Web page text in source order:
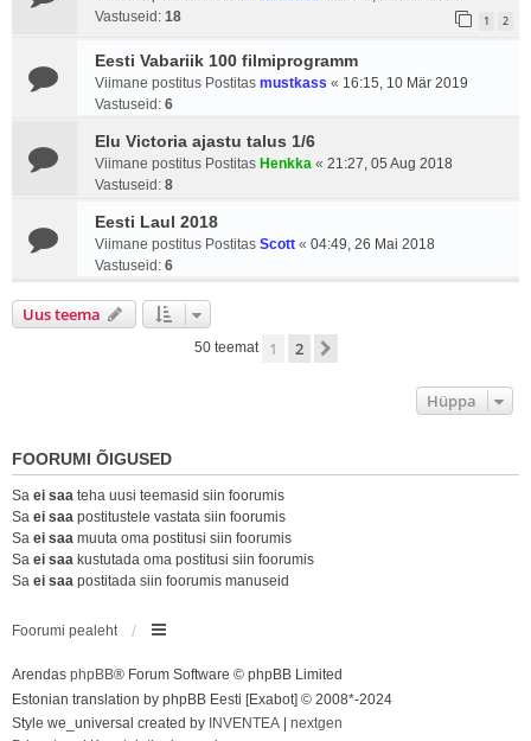
Vastuseid: 18 1 2
Eesti Vabariik 100 filmiprogramm
Viimane postitus Postitas mustkass « 16:15, 10 Mär 2019
Vastuseid: 6
Elu Victoria ajastu talus 1/6
Viimane postitus Postitas Henkka « 21:27, 05 Aug 2018
Vastuseid: 8
Eesti Laul 2018
Viimane postitus Postitas Scott « 04:49, 26 Mai 2018
Vastuseid: 6
Uus teema
50 teemat 1 2
Hüppa
FOORUMI ÕIGUSED
Sa ei saa teha uusi teemasid siin foorumis
Sa ei saa postitustele vastata siin foorumis
Sa ei saa muuta oma postitusi siin foorumis
Sa ei saa kustutada oma postitusi siin foorumis
Sa ei saa postitada siin foorumis manuseid
Foorumi pealeht
Arendas phpBB® Forum Software © phpBB Limited
Estonian translation by phpBB Eesti [Exabot] © 2008*-2024
Style we_universal created by INVENTEA
nextgen